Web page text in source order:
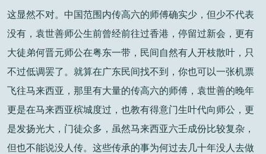
这显然不对。中国范围内传高六的师傅确实少，但少不代表
没有，袁世善师公生前曾经前往过香港，停留过新会，更有
大徒弟何晋元师公在粤东一带，民间自然有人开枝散叶，只
不过低调罢了。就算在广东民间找不到，你也可以一张机票
飞往马来西亚，那里有大量的传高六的师傅，袁世善的晚年
更是在马来西亚槟城度过，也教有得意门生叶代向师公，更
是发扬光大，门徒众多，虽然马来西亚六壬成份比较复杂，
但也不能说没人传。这些传承的事为何过去几十年没人去做